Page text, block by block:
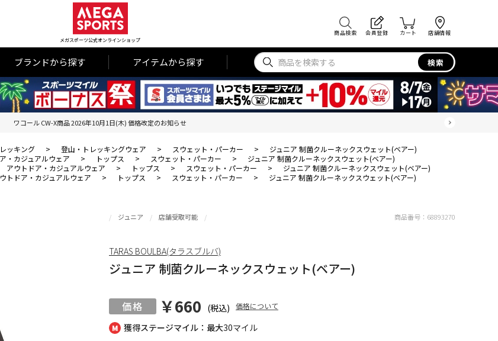
メガスポーツ公式オンラインショップ
商品検索 会員登録 カート 店舗情報
ブランドから探す アイテムから探す 検索
ワコール CW-X商品 2026年10月1日(木) 価格改定のお知らせ
ッキング > 登山・トレッキングウェア > スウェット・パーカー >
ジュニア 制菌クルーネックスウェット(ベアー)
・カジュアルウェア > トップス > スウェット・パーカー >
ジュニア 制菌クルーネックスウェット(ベアー)
アウトドア・カジュアルウェア > トップス > スウェット・パーカー >
ジュニア 制菌クルーネックスウェット(ベアー)
トドア・カジュアルウェア > トップス > スウェット・パーカー > ジュニア 制菌クルーネックスウェット(ベアー)
獲得ステージマイル：最大30マイル
ジュニア 店舗受取可能
ジュニア 制菌クルーネックスウェット(ベアー)
￥660 (税込) 価格について
商品番号： 68893270
TARAS BOULBA(タラスブルバ)